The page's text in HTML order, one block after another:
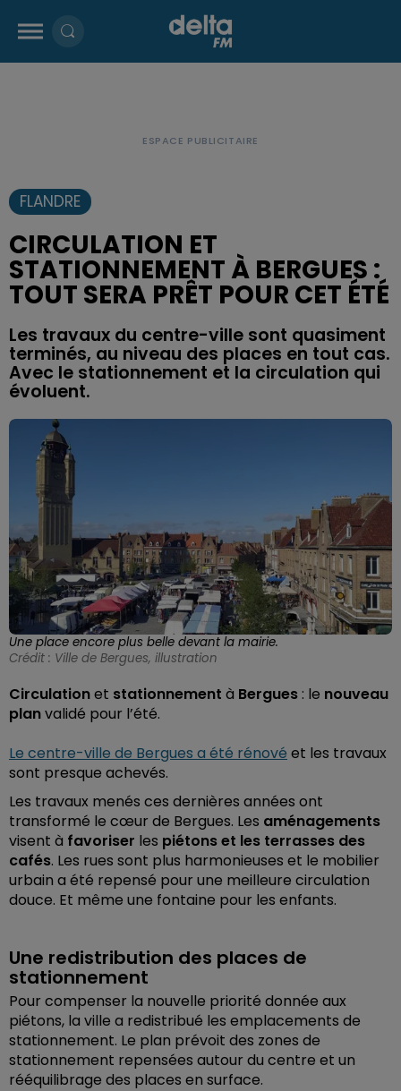
FLANDRE
CIRCULATION ET
STATIONNEMENT À BERGUES :
TOUT SERA PRÊT POUR CET ÉTÉ
Les travaux du centre-ville sont quasiment
terminés, au niveau des places en tout cas.
Avec le stationnement et la circulation qui
évoluent.
Une place encore plus belle devant la mairie.
Crédit : Ville de Bergues, illustration
Circulationet stationnement à Bergues : le nouveau
planvalidé pour l’été.
Le centre-ville de Bergues a été rénové et les travaux
sont presque achevés.
Les travaux menés ces dernières années ont
transformé le cœur de Bergues. Les aménagements
visent à favoriser les piétons et les terrasses des
cafés. Les rues sont plus harmonieuses et le mobilier
urbain a été repensé pour une meilleure circulation
douce. Et même une fontaine pour les enfants.
Une redistribution des places de
stationnement
Pour compenser la nouvelle priorité donnée aux
piétons, la ville a redistribué les emplacements de
stationnement. Le plan prévoit des zones de
stationnement repensées autour du centre et un
rééquilibrage des places en surface.